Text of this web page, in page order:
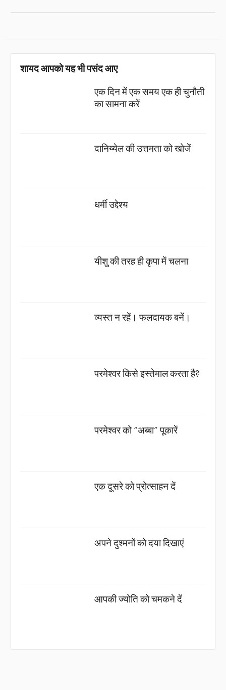
शायद आपको यह भी पसंद आए
एक दिन में एक समय एक ही चुनौती
का सामना करें
दानिय्येल की उत्तमता को खोजें
धर्मी उद्देश्य
यीशु की तरह ही कृपा में चलना
व्यस्त न रहें। फलदायक बनें।
परमेश्वर किसे इस्तेमाल करता है?
परमेश्वर को “अब्बा” पूकारें
एक दूसरे को प्रोत्साहन दें
अपने दुश्मनों को दया दिखाएं
आपकी ज्योति को चमकने दें